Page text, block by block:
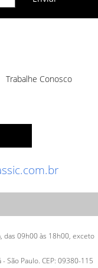
Trabalhe Conosco
das 09h00 às 18h00, exceto
São Paulo. CEP: 09380-115